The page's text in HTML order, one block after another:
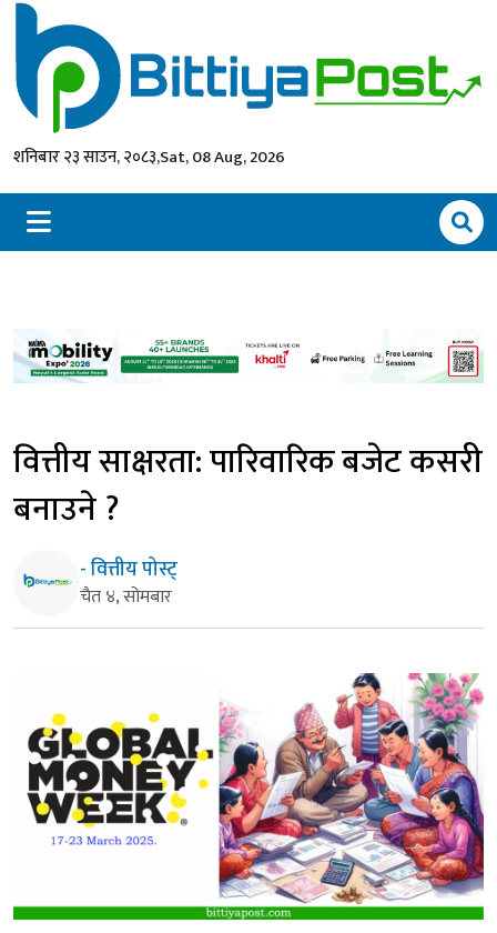
शनिबार २३ साउन, २०८३,Sat, 08 Aug, 2026
वित्तीय साक्षरता: पारिवारिक बजेट कसरी
बनाउने ?
- वित्तीय पोस्ट्
चैत ४, सोमबार